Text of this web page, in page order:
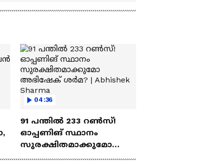
04:36
91 പന്തില്‍ 233 റണ്‍സ്!
ഓപ്പണിങ് സ്ഥാനം
സുരക്ഷിതമാക്കുമോ
അഭിഷേക് ശർമ? |